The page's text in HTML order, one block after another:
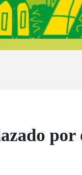
por